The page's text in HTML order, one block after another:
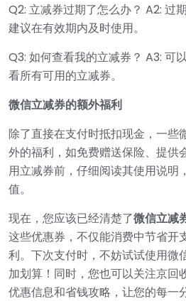
Q2: 立减券过期了怎么办？ A2: 过
建议在有效期内及时使用。
Q3: 如何查看我的立减券？ A3: 可
看所有可用的立减券。
微信立减券的额外福利
除了直接在支付时抵扣现金，一些
外的福利，如免费赠送保险、提供
用立减券前，仔细阅读其使用说明
值。
现在，您应该已经清楚了微信立减
这些优惠券，不仅能消费中节省开
利。下次支付时，不妨试试使用微
加划算！同时，您也可以关注京回
优惠信息和省钱攻略，让您的每一